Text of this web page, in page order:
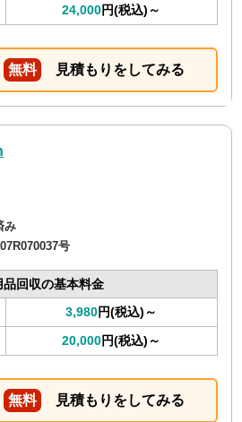
24,000円(税込)～
無料 見積もりをしてみる
み
号
品回収の基本料金
3,980円(税込)～
20,000円(税込)～
無料 見積もりをしてみる